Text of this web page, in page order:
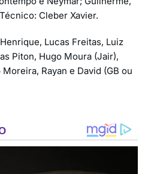
Cleber Xavier.
Lucas Freitas, Luiz
Piton, Hugo Moura (Jair),
Rayan e David (GB ou